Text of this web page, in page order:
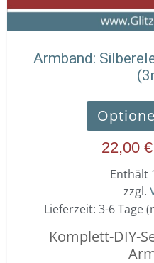
Armband:
22,00 €
Enthält
zzgl.
Lieferzeit: 3-6 Tage
Komplett-DIY-